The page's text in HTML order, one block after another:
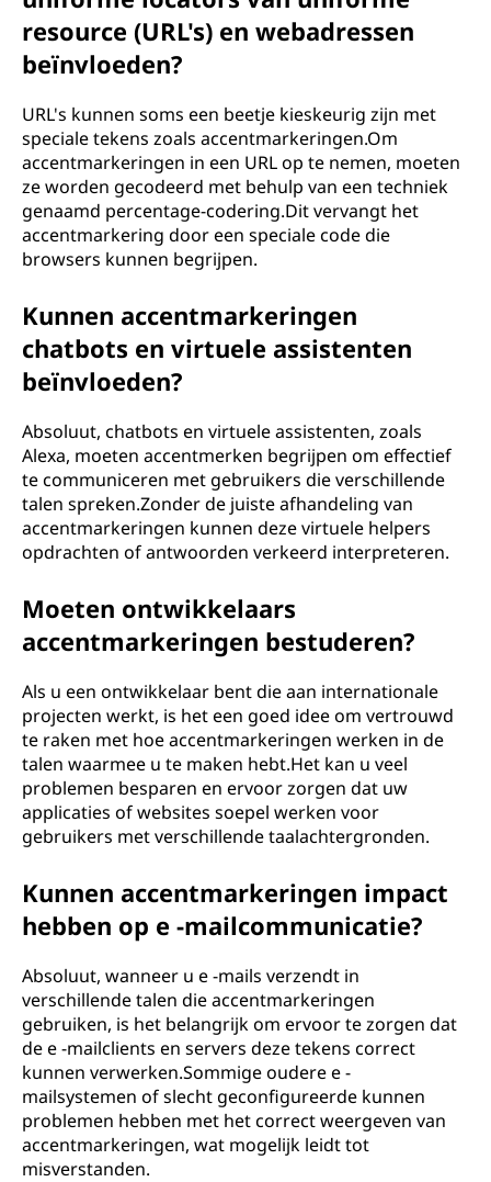
resource (URL's) en webadressen
beïnvloeden?
URL's kunnen soms een beetje kieskeurig zijn met
speciale tekens zoals accentmarkeringen.Om
accentmarkeringen in een URL op te nemen, moeten
ze worden gecodeerd met behulp van een techniek
genaamd percentage-codering.Dit vervangt het
accentmarkering door een speciale code die
browsers kunnen begrijpen.
Kunnen accentmarkeringen
chatbots en virtuele assistenten
beïnvloeden?
Absoluut, chatbots en virtuele assistenten, zoals
Alexa, moeten accentmerken begrijpen om effectief
te communiceren met gebruikers die verschillende
talen spreken.Zonder de juiste afhandeling van
accentmarkeringen kunnen deze virtuele helpers
opdrachten of antwoorden verkeerd interpreteren.
Moeten ontwikkelaars
accentmarkeringen bestuderen?
Als u een ontwikkelaar bent die aan internationale
projecten werkt, is het een goed idee om vertrouwd
te raken met hoe accentmarkeringen werken in de
talen waarmee u te maken hebt.Het kan u veel
problemen besparen en ervoor zorgen dat uw
applicaties of websites soepel werken voor
gebruikers met verschillende taalachtergronden.
Kunnen accentmarkeringen impact
hebben op e -mailcommunicatie?
Absoluut, wanneer u e -mails verzendt in
verschillende talen die accentmarkeringen
gebruiken, is het belangrijk om ervoor te zorgen dat
de e -mailclients en servers deze tekens correct
kunnen verwerken.Sommige oudere e -
mailsystemen of slecht geconfigureerde kunnen
problemen hebben met het correct weergeven van
accentmarkeringen, wat mogelijk leidt tot
misverstanden.